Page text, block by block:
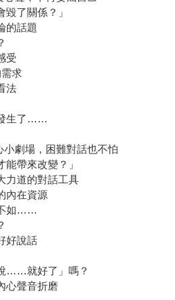
毀了關係？」
的話題
受
求
法
生了……
劇場，困難對話也不怕
能帶來改變？」
力道的對話工具
內在資源
如……
好說話
……就好了」嗎？
心聲音折磨